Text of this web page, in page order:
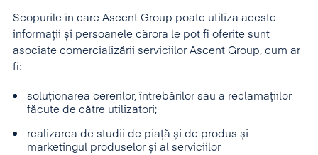
Scopurile în care Ascent Group poate utiliza aceste
informații și persoanele cărora le pot fi oferite sunt
asociate comercializării serviciilor Ascent Group, cum ar
fi:
soluționarea cererilor, întrebărilor sau a reclamațiilor
făcute de către utilizatori;
realizarea de studii de piață și de produs și
marketingul produselor și al serviciilor